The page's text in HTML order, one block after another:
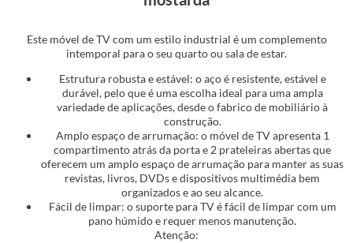
Este móvel de TV com um estilo industrial é um complemento
intemporal para o seu quarto ou sala de estar.
Estrutura robusta e estável: o aço é resistente, estável e
durável, pelo que é uma escolha ideal para uma ampla
variedade de aplicações, desde o fabrico de mobiliário à
construção.
Amplo espaço de arrumação: o móvel de TV apresenta 1
compartimento atrás da porta e 2 prateleiras abertas que
oferecem um amplo espaço de arrumação para manter as suas
revistas, livros, DVDs e dispositivos multimédia bem
organizados e ao seu alcance.
Fácil de limpar: o suporte para TV é fácil de limpar com um
pano húmido e requer menos manutenção.
Atenção: